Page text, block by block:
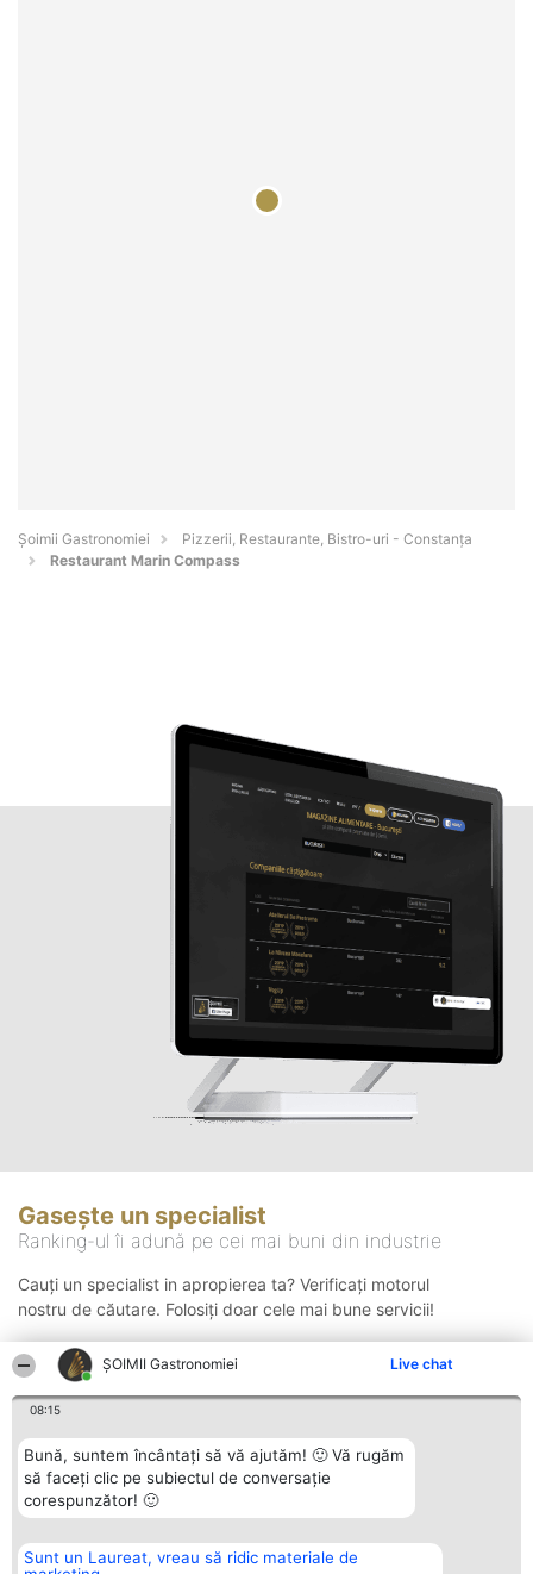
ȘOIMII Gastronomiei Live chat
08:15
Bună, suntem încântați să vă ajutăm! 🙂 Vă rugăm
să faceți clic pe subiectul de conversație
corespunzător! 🙂
Sunt un Laureat, vreau să ridic materiale de
Șoimii Gastronomiei
Pizzerii, Restaurante, Bistro-uri - Constanţa
Restaurant Marin Compass
Gasește un specialist
Ranking-ul îi adună pe cei mai buni din industrie
Cauți un specialist in apropierea ta? Verificați motorul
nostru de căutare. Folosiți doar cele mai bune servicii!
Organizator Ranking Plebiscyt Contact